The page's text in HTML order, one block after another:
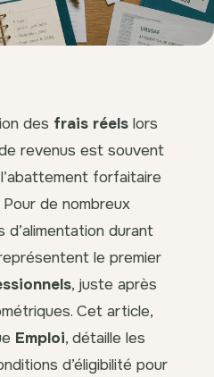
des frais réels lors
revenus est souvent
forfaitaire
de nombreux
d’alimentation durant
le premier
, juste après
Cet article,
Emploi, détaille les
d’éligibilité pour